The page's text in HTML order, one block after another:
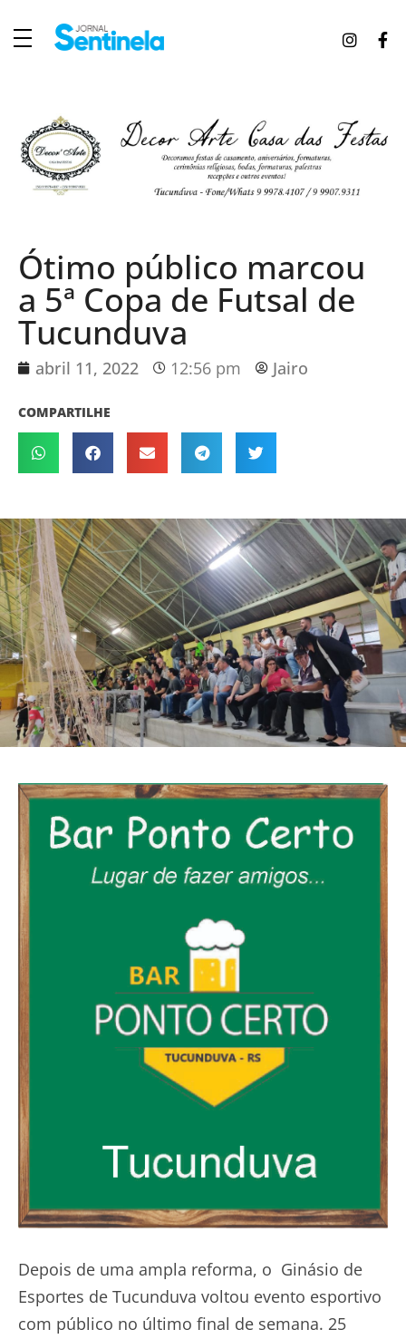
Ótimo público marcou
a 5ª Copa de Futsal de
Tucunduva
abril 11, 2022 12:56 pm Jairo
COMPARTILHE
Depois de uma ampla reforma, o Ginásio de
Esportes de Tucunduva voltou evento esportivo
com público no último final de semana. 25